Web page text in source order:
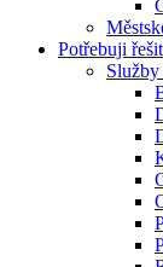
Potřebuji řešit
Služby